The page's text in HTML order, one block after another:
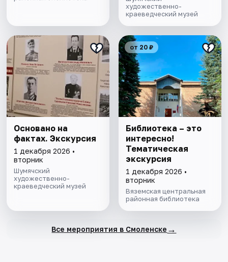
художественно-
краеведческий музей
Основано на
фактах. Экскурсия
1 декабря 2026 •
вторник
Шумячский
художественно-
краеведческий музей
от 20 ₽
Библиотека – это
интересно!
Тематическая
экскурсия
1 декабря 2026 •
вторник
Вяземская центральная
районная библиотека
Все мероприятия в Смоленске →